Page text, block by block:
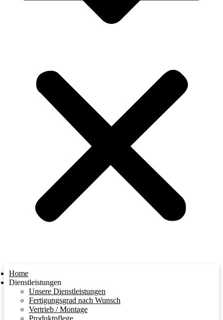
Home
Dienstleistungen
Unsere Dienstleistungen
Fertigungsgrad nach Wunsch
Vertrieb / Montage